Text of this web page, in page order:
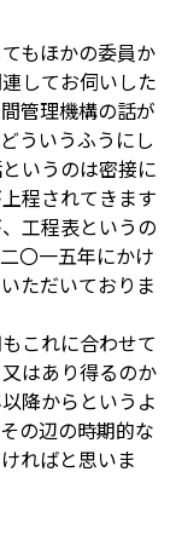
もほかの委員か
してお伺いした
管理機構の話が
ういうふうにし
いうのは密接に
程されてきます
工程表というの
〇一五年にかけ
ただいておりま
これに合わせて
はあり得るのか
降からというよ
の辺の時期的な
ればと思いま